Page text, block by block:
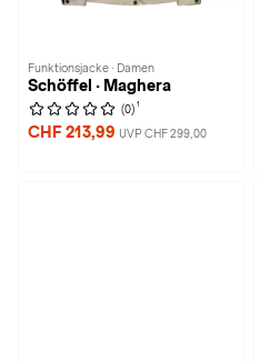
Funktionsjacke · Damen
Schöffel · Maghera
(0) 1
CHF 213,99 UVP CHF 299,00